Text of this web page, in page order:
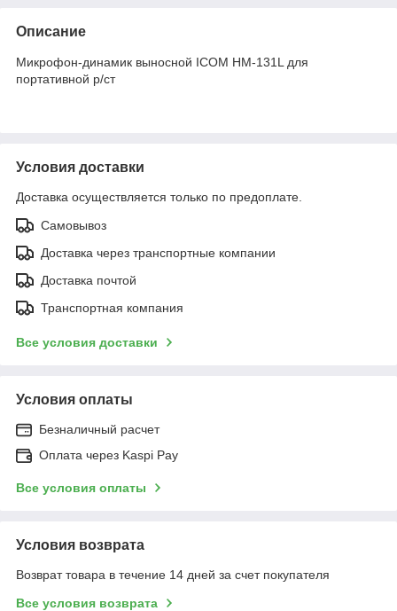
Описание
Микрофон-динамик выносной ICOM HM-131L для
портативной р/ст
Условия доставки
Доставка осуществляется только по предоплате.
Самовывоз
Доставка через транспортные компании
Доставка почтой
Транспортная компания
Все условия доставки
Условия оплаты
Безналичный расчет
Оплата через Kaspi Pay
Все условия оплаты
Условия возврата
Возврат товара в течение 14 дней за счет покупателя
Все условия возврата